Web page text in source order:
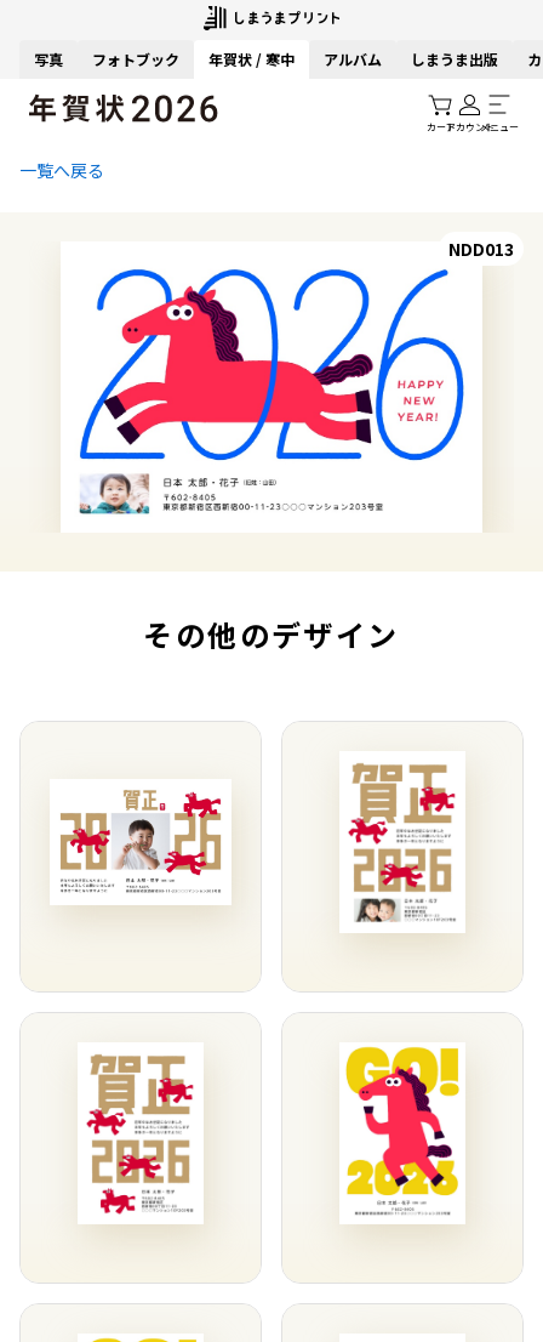
写真 フォトブック 年賀状 / 寒中 アルバム しまうま出版
カートアカウントメニュー
一覧へ戻る
NDD013
その他のデザイン